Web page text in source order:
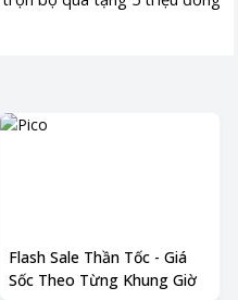
Flash Sale Thần Tốc - Giá
Sốc Theo Từng Khung Giờ